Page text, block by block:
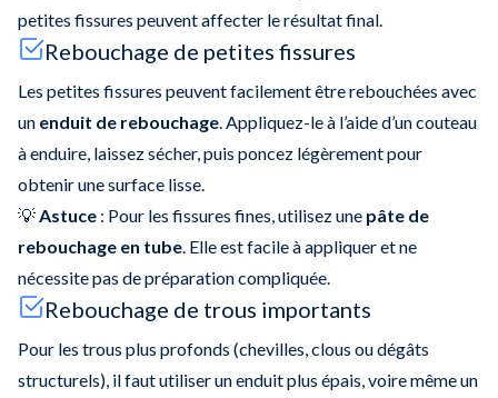
petites fissures peuvent affecter le résultat final.
Rebouchage de petites fissures
Les petites fissures peuvent facilement être rebouchées avec
un enduit de rebouchage . Appliquez-le à l’aide d’un couteau
à enduire, laissez sécher, puis poncez légèrement pour
obtenir une surface lisse.
💡 Astuce : Pour les fissures fines, utilisez une pâte de
rebouchage en tube . Elle est facile à appliquer et ne
nécessite pas de préparation compliquée.
Rebouchage de trous importants
Pour les trous plus profonds (chevilles, clous ou dégâts
structurels), il faut utiliser un enduit plus épais, voire même un